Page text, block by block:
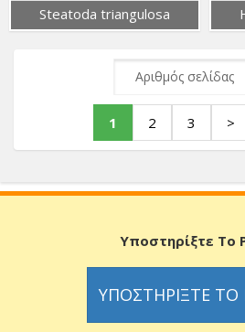
Steatoda triangulosa
1 2 3 >
Υποστηρίξτε Το
ΥΠΟΣΤΗΡΊΞΤΕ ΤΟ